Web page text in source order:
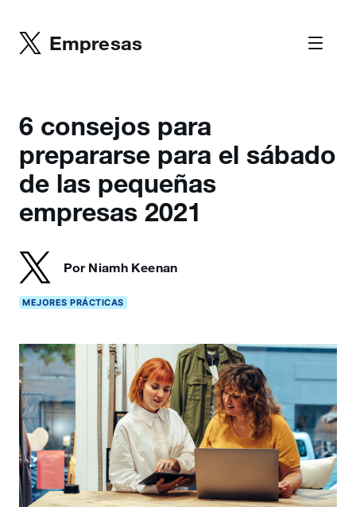
Empresas
6 consejos para
prepararse para el sábado
de las pequeñas
empresas 2021
Por Niamh Keenan
MEJORES PRÁCTICAS